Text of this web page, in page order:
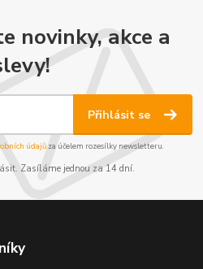
novinky, akce a
Přihlásit se
údajůza účelem rozesílky newsletteru.
Zasíláme jednou za 14 dní.